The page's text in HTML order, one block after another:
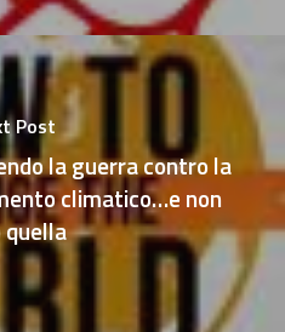
Post
la guerra contro la
climatico…e non
quella